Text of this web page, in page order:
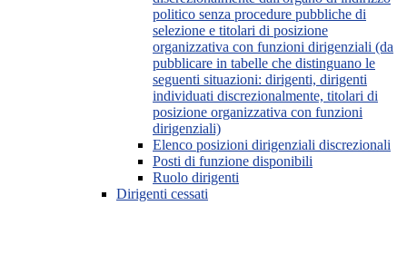
politico senza procedure pubbliche di
selezione e titolari di posizione
organizzativa con funzioni dirigenziali (da
pubblicare in tabelle che distinguano le
seguenti situazioni: dirigenti, dirigenti
individuati discrezionalmente, titolari di
posizione organizzativa con funzioni
dirigenziali)
Elenco posizioni dirigenziali discrezionali
Posti di funzione disponibili
Ruolo dirigenti
Dirigenti cessati